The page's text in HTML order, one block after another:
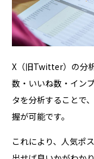
X（旧Twitter）の分
数・いいね数・イン
タを分析することで
握が可能です。
これにより、人気ポ